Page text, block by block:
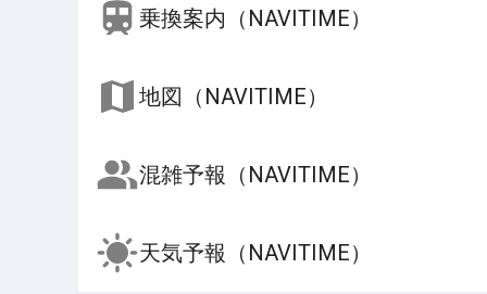
乗換案内（NAVITIME）
地図（NAVITIME）
混雑予報（NAVITIME）
天気予報（NAVITIME）